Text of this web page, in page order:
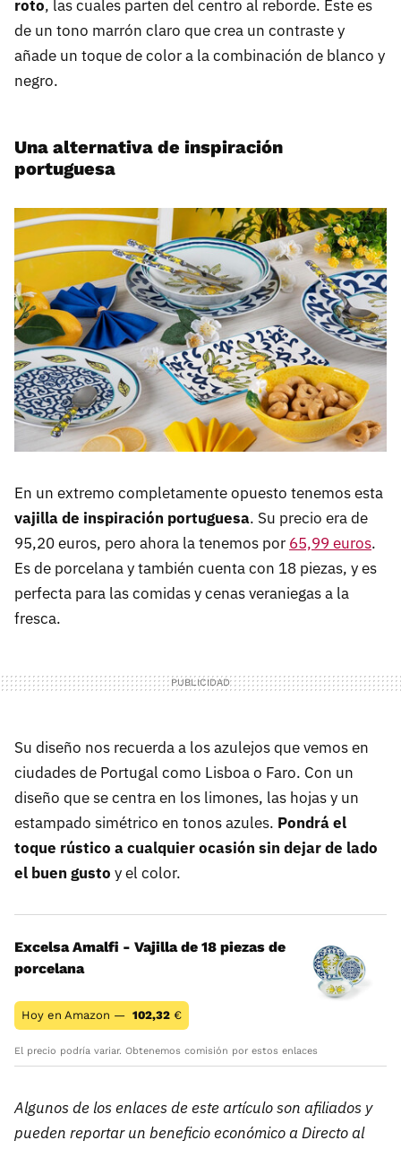
roto, las cuales parten del centro al reborde. Este es
de un tono marrón claro que crea un contraste y
añade un toque de color a la combinación de blanco y
negro.
Una alternativa de inspiración
portuguesa
En un extremo completamente opuesto tenemos esta
vajilla de inspiración portuguesa. Su precio era de
95,20 euros, pero ahora la tenemos por 65,99 euros.
Es de porcelana y también cuenta con 18 piezas, y es
perfecta para las comidas y cenas veraniegas a la
fresca.
Su diseño nos recuerda a los azulejos que vemos en
ciudades de Portugal como Lisboa o Faro. Con un
diseño que se centra en los limones, las hojas y un
estampado simétrico en tonos azules. Pondrá el
toque rústico a cualquier ocasión sin dejar de lado
el buen gusto y el color.
Excelsa Amalfi - Vajilla de 18 piezas de
porcelana
Hoy en Amazon — 102,32 €
El precio podría variar. Obtenemos comisión por estos enlaces
Algunos de los enlaces de este artículo son afiliados y
pueden reportar un beneficio económico a Directo al